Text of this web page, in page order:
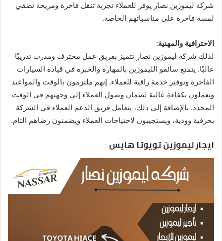
شركة ليموزين نصار يوفر للعملاء تجربة تنقل فاخرة ومريحة تضفي
لمسة فاخرة على مناسباتهم الخاصة.
الاحترافية والمهنية:
لذلك شركة ليموزين نصار تتميز بفريق عمل محترف ومدرب تدريبًا
عاليًا. يتمتع سائقو الليموزين بالمهارة والخبرة في قيادة السيارات
الفاخرة وتوفير خدمة راقية للعملاء. إنهم ملتزمون بالوقت والمواعيد
ويعملون بكفاءة عالية لضمان وصول العملاء إلى وجهتهم في الوقت
المحدد. بالإضافة إلى ذلك، يتعامل فريق الدعم العملاء في الشركة
بحرفية وودية، ويستجيبون لاحتياجات العملاء ويضمنون رضاهم التام.
ايجار ليموزين تويوتا هايس